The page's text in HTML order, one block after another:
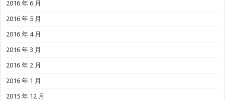
2016 年 6 月
2016 年 5 月
2016 年 4 月
2016 年 3 月
2016 年 2 月
2016 年 1 月
2015 年 12 月